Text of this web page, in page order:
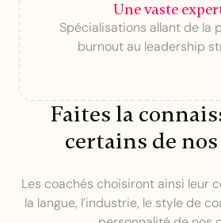
Une vaste
Spécialisations allant de la
burnout au leadership
Faites la
certains de
Les coachés choisiront ainsi leur
la langue, l’industrie, le style de